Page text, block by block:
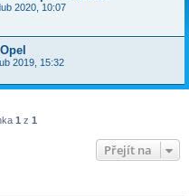
2020, 10:07
2019, 15:32
1 z 1
Přejít na